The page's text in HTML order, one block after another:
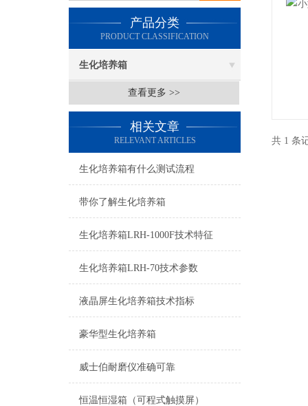
产品分类
PRODUCT CLASSIFICATION
生化培养箱
查看更多 >>
相关文章
RELEVANT ARTICLES
生化培养箱有什么测试流程
带你了解生化培养箱
生化培养箱LRH-1000F技术特征
生化培养箱LRH-70技术参数
液晶屏生化培养箱技术指标
豪华型生化培养箱
威士伯耐磨仪准确可靠
恒温恒湿箱（可程式触摸屏）
共 1 条